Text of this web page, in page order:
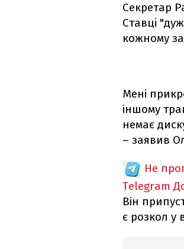
Секретар
Ставці
кожному
Мені
іншому
немає
– заявив
Не
Telegram
Він
є розкол у